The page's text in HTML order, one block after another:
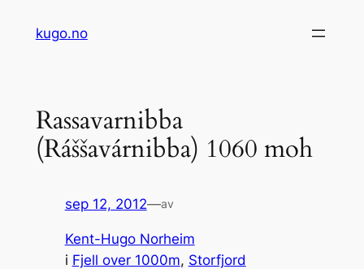
kugo.no
Rassavarnibba
(Ráššavárnibba) 1060 moh
sep 12, 2012—av
Kent-Hugo Norheim
i Fjell over 1000m, Storfjord